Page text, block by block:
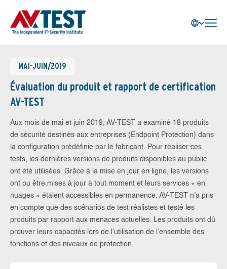
MAI-JUIN/2019
Évaluation du produit et rapport de certification
AV-TEST
Aux mois de mai et juin 2019, AV-TEST a examiné 18 produits
de sécurité destinés aux entreprises (Endpoint Protection) dans
la configuration prédéfinie par le fabricant. Pour réaliser ces
tests, les dernières versions de produits disponibles au public
ont été utilisées. Grâce à la mise en jour en ligne, les versions
ont pu être mises à jour à tout moment et leurs services « en
nuages » étaient accessibles en permanence. AV-TEST n’a pris
en compte que des scénarios de test réalistes et testé les
produits par rapport aux menaces actuelles. Les produits ont dû
prouver leurs capacités lors de l’utilisation de l’ensemble des
fonctions et des niveaux de protection.